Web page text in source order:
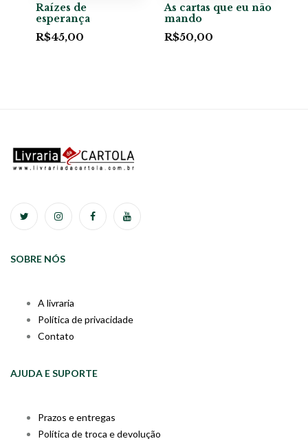
Raízes de
esperança
R$45,00
As cartas que eu não
mando
R$50,00
SOBRE NÓS
A livraria
Política de privacidade
Contato
AJUDA E SUPORTE
Prazos e entregas
Política de troca e devolução